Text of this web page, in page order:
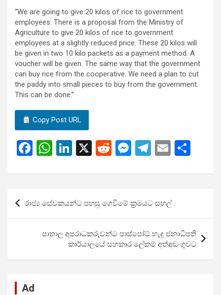
“We are going to give 20 kilos of rice to government
employees. There is a proposal from the Ministry of
Agriculture to give 20 kilos of rice to government
employees at a slightly reduced price. These 20 kilos will
be given in two 10 kilo packets as a payment method. A
voucher will be given. The same way that the government
can buy rice from the cooperative. We need a plan to cut
the paddy into small pieces to buy from the government.
This can be done.”
Copy Post URL
F
ce
b
o
W
at
s
A
p
Li
ke
dI
n
X
R
d
di
t
M
se
n
g
er
T
e
gr
a
E
ail ar
ලිපි
යාත්‍රණය
රාජ්‍ය සේවකයන්ට පහසු ගෙවිමේ ක්‍රමයට සහල් .
පාතාල අපරාධකරුවන්ට පාස්පෝට් හැදූ ජනාධිපති
කාර්යාලයේ සහකාර ලේකම් අත්අඩංගුවට
Ad